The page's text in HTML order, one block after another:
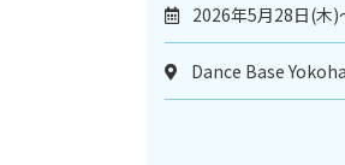
2026年5月28日(木
Dance Base